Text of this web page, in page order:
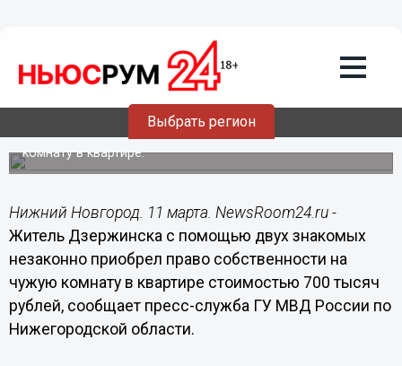
Выбрать регион
Трое нижегородцев, укравших
недвижимость, предстанут перед
судом
Жители Дзержинска незаконно получили права на
комнату в квартире.
Нижний Новгород. 11 марта. NewsRoom24.ru -
Житель Дзержинска с помощью двух знакомых
незаконно приобрел право собственности на
чужую комнату в квартире стоимостью 700 тысяч
рублей, сообщает пресс-служба ГУ МВД России по
Нижегородской области.